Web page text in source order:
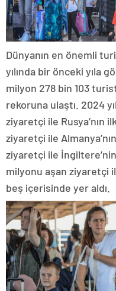
Dünyanın en önemli
yılında bir önceki yıla
milyon 278 bin 103
rekoruna ulaştı. 2024
ziyaretçi ile Rusya’nın
ziyaretçi ile
ziyaretçi ile
milyonu aşan ziyaretçi
beş içerisinde yer aldı.